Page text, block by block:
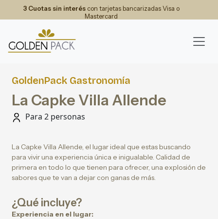
3 Cuotas sin interéscon tarjetas bancarizadas Visa o
Mastercard
GoldenPack Gastronomía
La Capke Villa Allende
Para 2 personas
La Capke Villa Allende, el lugar ideal que estas buscando
para vivir una experiencia única e inigualable. Calidad de
primera en todo lo que tienen para ofrecer, una explosión de
sabores que te van a dejar con ganas de más.
¿Qué incluye?
Experiencia en el lugar: